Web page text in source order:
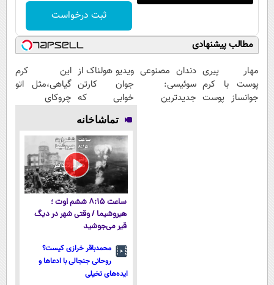
ثبت درخواست
مطالب پیشنهادی
مهار پیری
پوست با کرم
جوانساز پوست
دندان مصنوعی
سوئیسی:
جدیدترین
ویدیو هولناک از
جوان کارتن
خوابی که
میلیاردر شد.
آموزش رایگان
این کرم
گیاهی،مثل اتو
چروکای
تماشاخانه
ساعت ۸:۱۵ ششم اوت ؛
هیروشیما / وقتی شهر در دیگ
قیر می‌جوشید
محمدباقر خرازی کیست؟
روحانی جنجالی با ادعاها و
ایده‌های تخیلی